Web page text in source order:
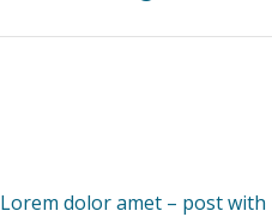
Lorem dolor amet – post with